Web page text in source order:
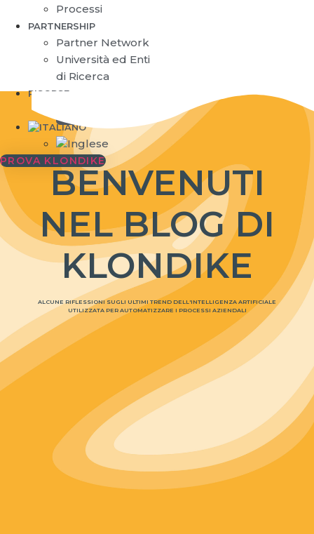
Processi
PARTNERSHIP
Partner Network
Università ed Enti
di Ricerca
RISORSE
PROVA KLONDIKE
BENVENUTI
NEL BLOG DI
KLONDIKE
ALCUNE RIFLESSIONI SUGLI ULTIMI TREND DELL'INTELLIGENZA ARTIFICIALE
UTILIZZATA PER AUTOMATIZZARE I PROCESSI AZIENDALI